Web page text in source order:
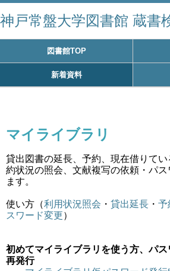
神戸常盤大学図書館 蔵書
図書館TOP
新着資料
マイライブラリ
貸出図書の延長、予約、現在借りて
約状況の照会、文献複写の依頼・パ
ます。
使い方（利用状況照会 ・ 貸出延長 ・ 予
スワード変更）
初めてマイライブラリを使う方、パ
再発行